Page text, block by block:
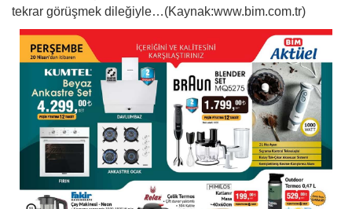
tekrar görüşmek dileğiyle…(Kaynak:www.bim.com.tr)